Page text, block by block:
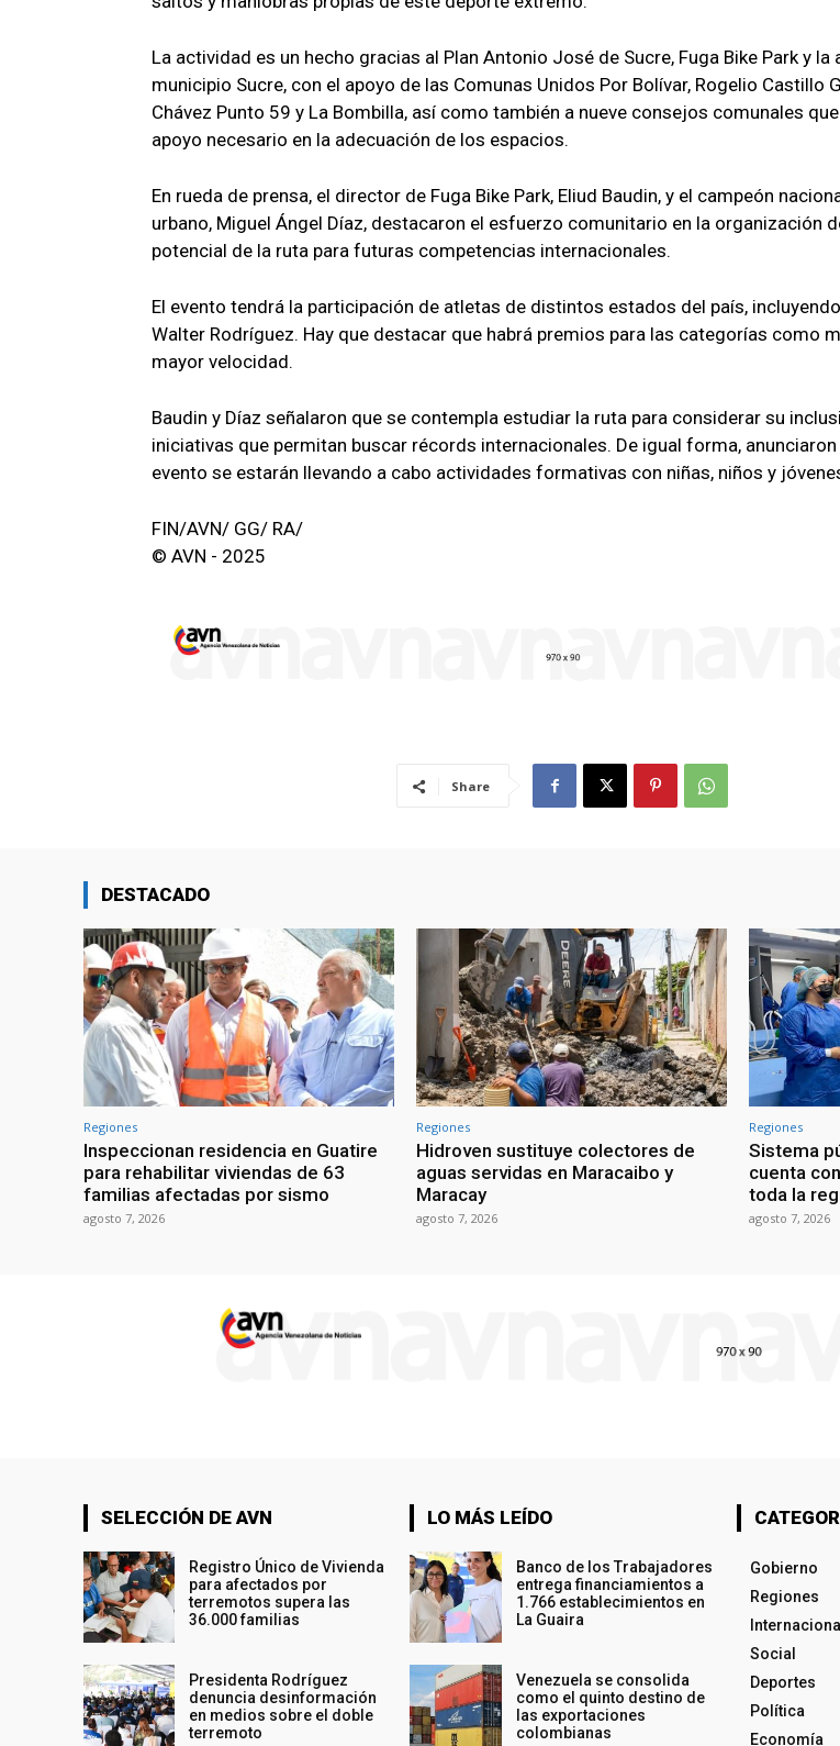
La actividad es un hecho gracias al Plan Antonio José de Sucre, Fuga Bike Park y la
municipio Sucre, con el apoyo de las Comunas Unidos Por Bolívar, Rogelio Castillo
Chávez Punto 59 y La Bombilla, así como también a nueve consejos comunales
apoyo necesario en la adecuación de los espacios.
En rueda de prensa, el director de Fuga Bike Park, Eliud Baudin, y el campeón
urbano, Miguel Ángel Díaz, destacaron el esfuerzo comunitario en la organización
potencial de la ruta para futuras competencias internacionales.
El evento tendrá la participación de atletas de distintos estados del país,
Walter Rodríguez. Hay que destacar que habrá premios para las categorías como
mayor velocidad.
Baudin y Díaz señalaron que se contempla estudiar la ruta para considerar su
iniciativas que permitan buscar récords internacionales. De igual forma,
evento se estarán llevando a cabo actividades formativas con niñas, niños y
FIN/AVN/ GG/ RA/
© AVN - 2025
Share
DESTACADO
Regiones
Inspeccionan residencia en Guatire
para rehabilitar viviendas de 63
familias afectadas por sismo
agosto 7, 2026
Regiones
Hidroven sustituye colectores de
aguas servidas en Maracaibo y
Maracay
agosto 7, 2026
Regiones
Sistema
cuenta
toda la
agosto 7, 2026
SELECCIÓN DE AVN
Registro Único de Vivienda
para afectados por
terremotos supera las
36.000 familias
Presidenta Rodríguez
denuncia desinformación
en medios sobre el doble
terremoto
LO MÁS LEÍDO
Banco de los Trabajadores
entrega financiamientos a
1.766 establecimientos en
La Guaira
Venezuela se consolida
como el quinto destino de
las exportaciones
colombianas
Gobierno
Regiones
Internacional
Social
Deportes
Política
Economía